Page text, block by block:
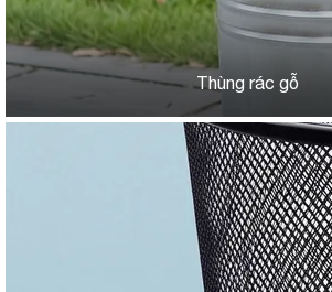
Thùng rác gỗ